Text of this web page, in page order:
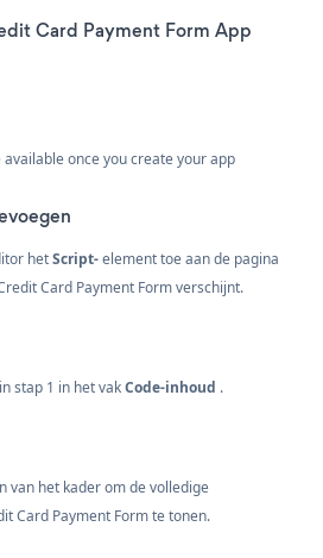
Card Payment Form App
available once you create your app
hetScript-element toe aan de pagina
Card Payment Form verschijnt.
stap 1 in het vakCode-inhoud .
van het kader om de volledige
Card Payment Form te tonen.